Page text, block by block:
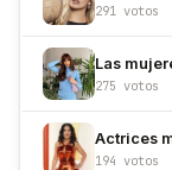
291 votos
Las
275 votos
Actrices
194 votos